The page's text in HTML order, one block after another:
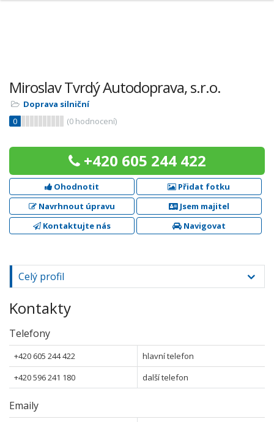
Miroslav Tvrdý Autodoprava, s.r.o.
Doprava silniční
0
(0 hodnocení)
+420 605 244 422
Ohodnotit
Přidat fotku
Navrhnout úpravu
Jsem majitel
Kontaktujte nás
Navigovat
Celý profil
Kontakty
Telefony
+420 605 244 422
hlavní telefon
+420 596 241 180
další telefon
Emaily